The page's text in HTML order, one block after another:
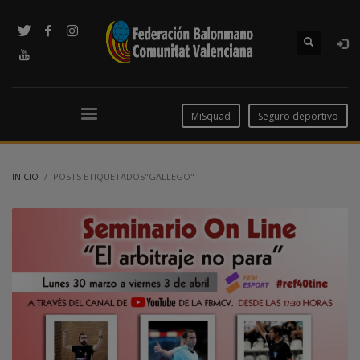
MiSquad Seguro deportivo
INICIO POSTS ETIQUETADOS"GALLEGO"